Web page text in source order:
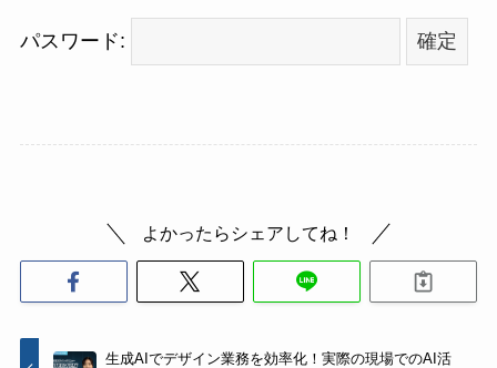
パスワード:
よかったらシェアしてね！
生成AIでデザイン業務を効率化！実際の現場でのAI活